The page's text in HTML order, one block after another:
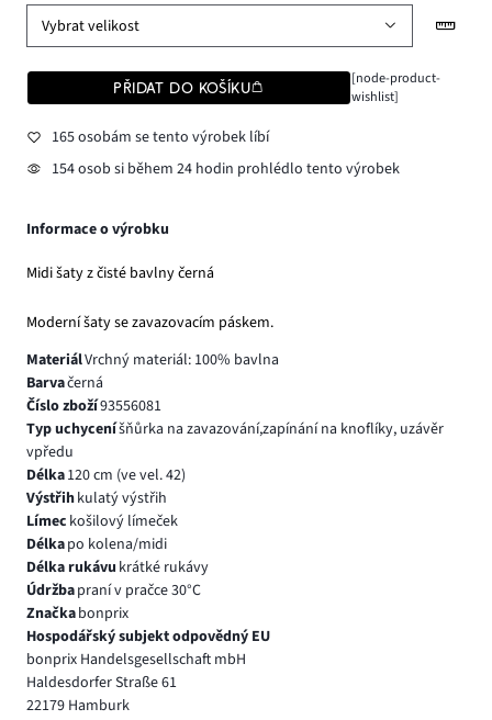
Vybrat velikost
PŘIDAT DO KOŠÍKU
[node-product-
wishlist]
165 osobám se tento výrobek líbí
154 osob si během 24 hodin prohlédlo tento výrobek
Informace o výrobku
Midi šaty z čisté bavlny černá
Moderní šaty se zavazovacím páskem.
MateriálVrchný materiál: 100% bavlna
Barvačerná
Číslo zboží93556081
Typ uchyceníšňůrka na zavazování,zapínání na knoflíky, uzávěr
vpředu
Délka120 cm (ve vel. 42)
Výstřihkulatý výstřih
Límec košilový límeček
Délkapo kolena/midi
Délka rukávu krátké rukávy
Údržbapraní v pračce 30°C
Značkabonprix
Hospodářský subjekt odpovědný EU
bonprix Handelsgesellschaft mbH
Haldesdorfer Straße 61
22179 Hamburk